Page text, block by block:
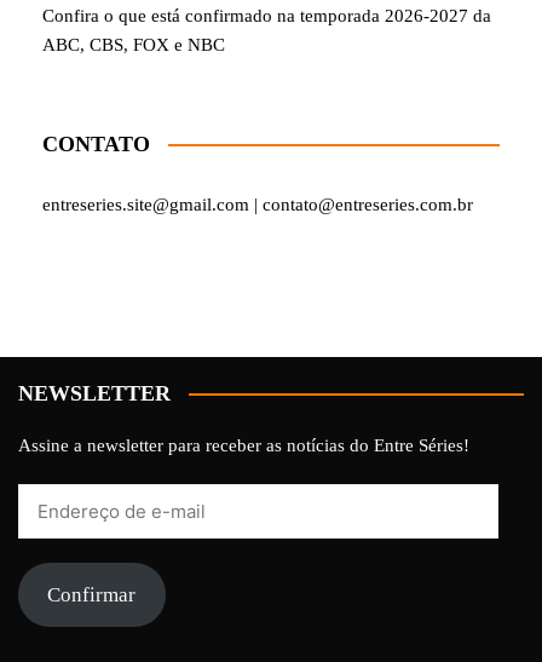
Confira o que está confirmado na temporada 2026-2027 da
ABC, CBS, FOX e NBC
CONTATO
entreseries.site@gmail.com | contato@entreseries.com.br
NEWSLETTER
Assine a newsletter para receber as notícias do Entre Séries!
mail Confirmar